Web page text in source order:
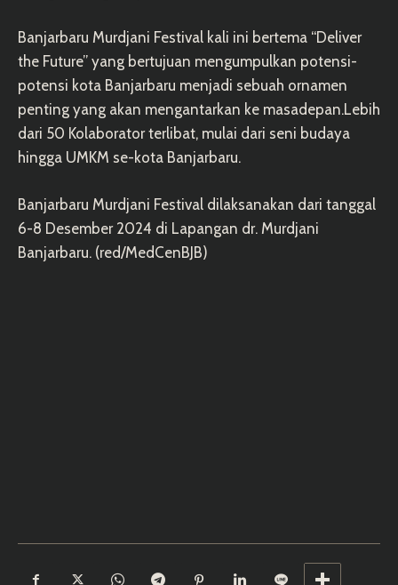
Banjarbaru Murdjani Festival kali ini bertema “Deliver
the Future” yang bertujuan mengumpulkan potensi-
potensi kota Banjarbaru menjadi sebuah ornamen
penting yang akan mengantarkan ke masadepan.Lebih
dari 50 Kolaborator terlibat, mulai dari seni budaya
hingga UMKM se-kota Banjarbaru.
Banjarbaru Murdjani Festival dilaksanakan dari tanggal
6-8 Desember 2024 di Lapangan dr. Murdjani
Banjarbaru. (red/MedCenBJB)